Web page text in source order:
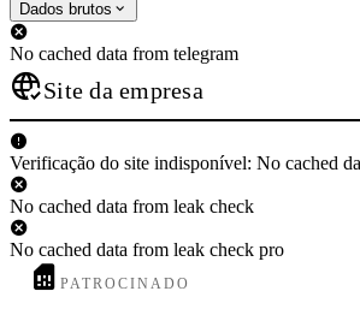
Dados brutos
No cached data from telegram
Site da empresa
Verificação do site indisponível: No cached
No cached data from leak check
No cached data from leak check pro
PATROCINADO